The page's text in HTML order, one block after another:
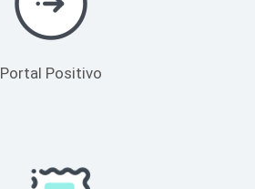
Portal Positivo